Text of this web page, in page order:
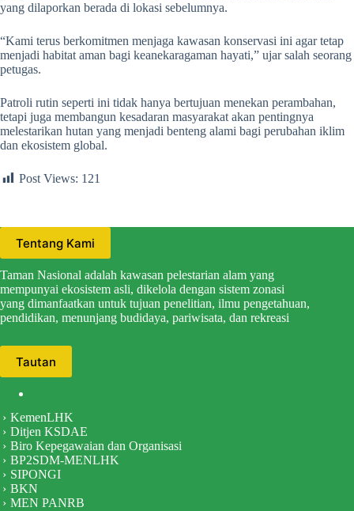
yang dilaporkan berada di lokasi sebelumnya.
“Kami terus berkomitmen menjaga kawasan konservasi ini agar tetap
menjadi habitat aman bagi keanekaragaman hayati,” ujar salah seorang
petugas.
Patroli rutin seperti ini tidak hanya bertujuan menekan perambahan,
tetapi juga membangun kesadaran masyarakat akan pentingnya
melestarikan hutan yang menjadi benteng alami bagi perubahan iklim
dan ekosistem global.
Post Views: 121
Tentang Kami
Taman Nasional adalah kawasan pelestarian alam yang
mempunyai ekosistem asli, dikelola dengan sistem zonasi
yang dimanfaatkan untuk tujuan penelitian, ilmu pengetahuan,
pendidikan, menunjang budidaya, pariwisata, dan rekreasi
Tautan
KemenLHK
Ditjen KSDAE
Biro Kepegawaian dan Organisasi
BP2SDM-MENLHK
SIPONGI
BKN
MEN PANRB